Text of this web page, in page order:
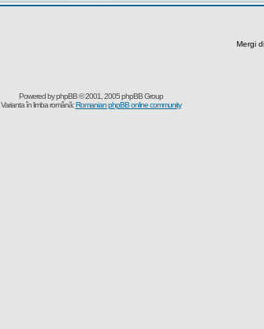
Mergi
Powered byphpBB© 2001, 2005 phpBB Group
Varianta în limba română:Romanian phpBB online community